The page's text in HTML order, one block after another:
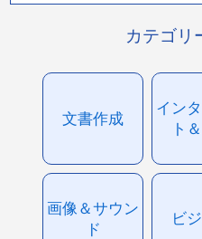
カテゴリ
文書作成
イン
ト
画像＆サウン
ド
ビ